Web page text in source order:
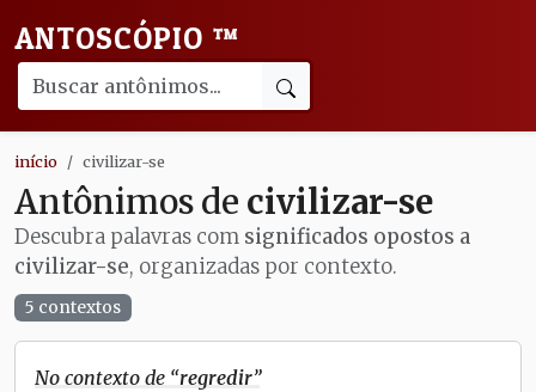
ANTOSCÓPIO ™
início civilizar-se
Antônimos de civilizar-se
Descubra palavras com significados opostos a
civilizar-se, organizadas por contexto.
5 contextos
No contexto de “regredir”